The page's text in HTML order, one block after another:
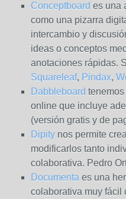
Conceptboard es una
como una pizarra
intercambio y
ideas o conceptos
anotaciones rápidas.
Squareleaf, Pindax,
Dabbleboard
online que incluye
(versión gratis y de
Dipity nos permite
modificarlos tanto
colaborativa. Pedro
Documenta es una
colaborativa muy fácil